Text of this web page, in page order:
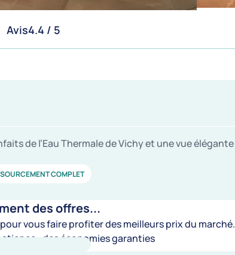
Avis4.4 / 5
de l’Eau Thermale de Vichy et une vue élégante
COMPLET
des offres...
vous faire profiter des meilleurs prix du marché.
: des économies garanties